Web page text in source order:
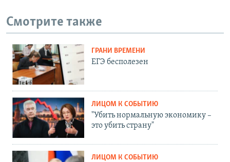
Смотрите также
ГРАНИ ВРЕМЕНИ
ЕГЭ бесполезен
ЛИЦОМ К СОБЫТИЮ
"Убить нормальную экономику –
это убить страну"
ЛИЦОМ К СОБЫТИЮ